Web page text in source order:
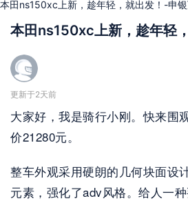
本田ns150xc上新，趁年轻，就出发！-申
本田ns150xc上新，趁年轻
更新于2天前
大家好，我是骑行小刚。快来围
价21280元。
整车外观采用硬朗的几何块面设
元素，强化了adv风格。给人一